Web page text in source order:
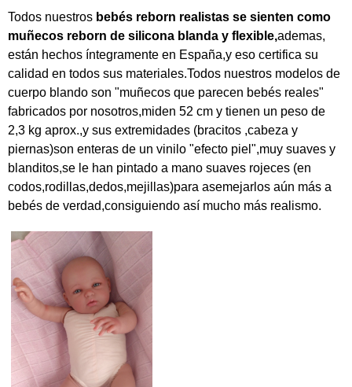
Todos nuestros bebés reborn realistas se sienten como
muñecos reborn de silicona blanda y flexible,ademas,
están hechos íntegramente en España,y eso certifica su
calidad en todos sus materiales.Todos nuestros modelos de
cuerpo blando son "muñecos que parecen bebés reales"
fabricados por nosotros,miden 52 cm y tienen un peso de
2,3 kg aprox.,y sus extremidades (bracitos ,cabeza y
piernas)son enteras de un vinilo "efecto piel",muy suaves y
blanditos,se le han pintado a mano suaves rojeces (en
codos,rodillas,dedos,mejillas)para asemejarlos aún más a
bebés de verdad,consiguiendo así mucho más realismo.